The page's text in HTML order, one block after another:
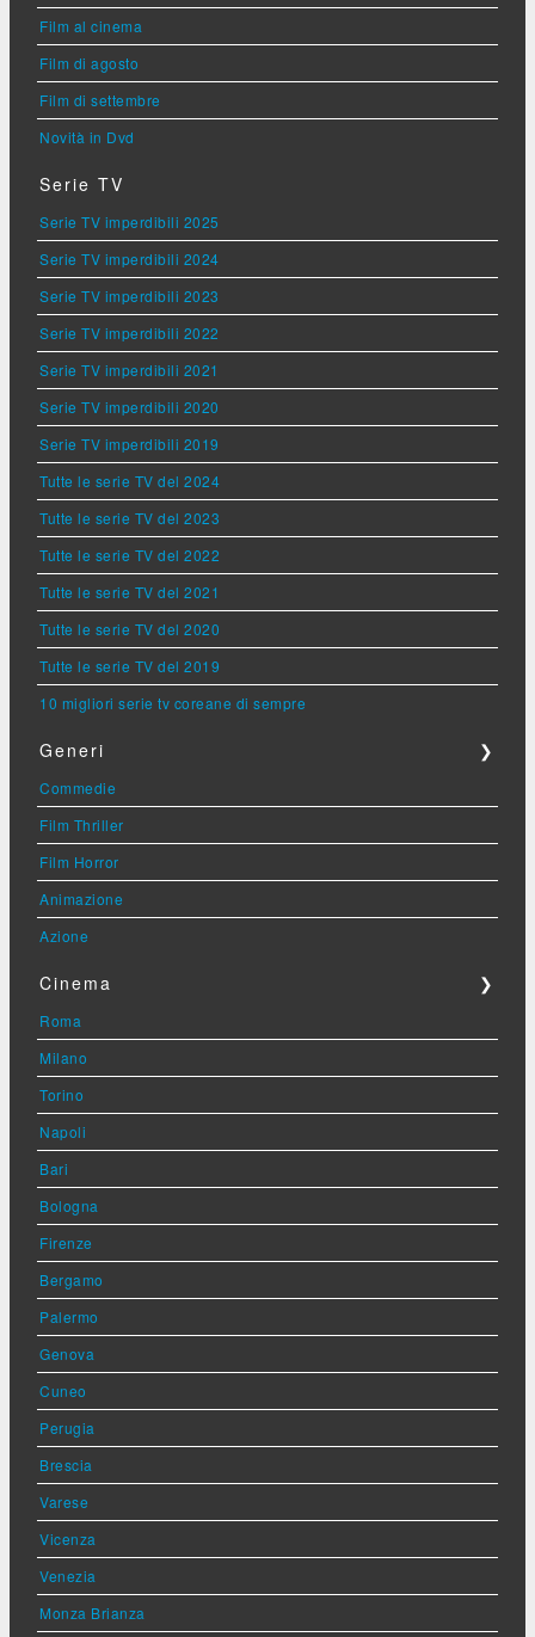
Film al cinema
Film di agosto
Film di settembre
Novità in Dvd
Serie TV
Serie TV imperdibili 2025
Serie TV imperdibili 2024
Serie TV imperdibili 2023
Serie TV imperdibili 2022
Serie TV imperdibili 2021
Serie TV imperdibili 2020
Serie TV imperdibili 2019
Tutte le serie TV del 2024
Tutte le serie TV del 2023
Tutte le serie TV del 2022
Tutte le serie TV del 2021
Tutte le serie TV del 2020
Tutte le serie TV del 2019
10 migliori serie tv coreane di sempre
Generi ❯
Commedie
Film Thriller
Film Horror
Animazione
Azione
Cinema ❯
Roma
Milano
Torino
Napoli
Bari
Bologna
Firenze
Bergamo
Palermo
Genova
Cuneo
Perugia
Brescia
Varese
Vicenza
Venezia
Monza Brianza